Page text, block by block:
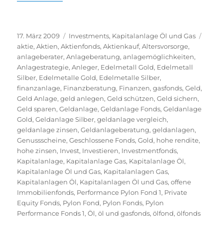
Veröffentlicht
am
17. März 2009 Kategorien
Investments, Kapitalanlage Öl und Gas
aktie,Aktien,Aktienfonds,Aktienkauf,Altersvorsorge,
anlageberater,Anlageberatung,anlagemöglichkeiten,
Anlagestrategie,Anleger, Edelmetall Gold, Edelmetall
Silber, Edelmetalle Gold, Edelmetalle Silber,
finanzanlage, Finanzberatung, Finanzen,gasfonds,Geld,
Geld Anlage,geld anlegen,Geld schützen,Geld sichern,
Geld sparen,Geldanlage,Geldanlage Fonds,Geldanlage
Gold,Geldanlage Silber,geldanlage vergleich,
geldanlage zinsen,Geldanlageberatung,geldanlagen,
Genussscheine,Geschlossene Fonds,Gold, hohe rendite,
hohe zinsen, Invest, Investieren, Investmentfonds,
Kapitalanlage, Kapitalanlage Gas, Kapitalanlage Öl,
Kapitalanlage Öl und Gas, Kapitalanlagen Gas,
Kapitalanlagen Öl, Kapitalanlagen Öl und Gas,offene
Immobilienfonds, Performance Pylon Fond 1, Private
Equity Fonds, Pylon Fond, Pylon Fonds, Pylon
Performance Fonds 1,Öl,öl und gasfonds,ölfond,ölfonds